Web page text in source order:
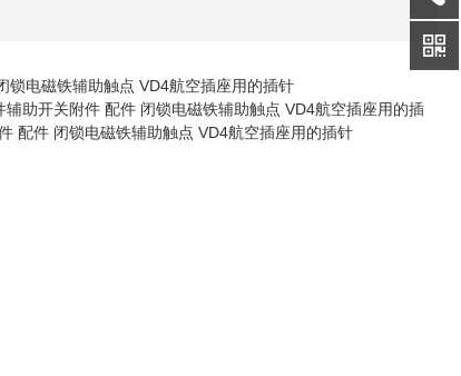
电磁铁辅助触点 VD4航空插座用的插针
助开关附件 配件 闭锁电磁铁辅助触点 VD4航空插座用的插
配件 闭锁电磁铁辅助触点 VD4航空插座用的插针